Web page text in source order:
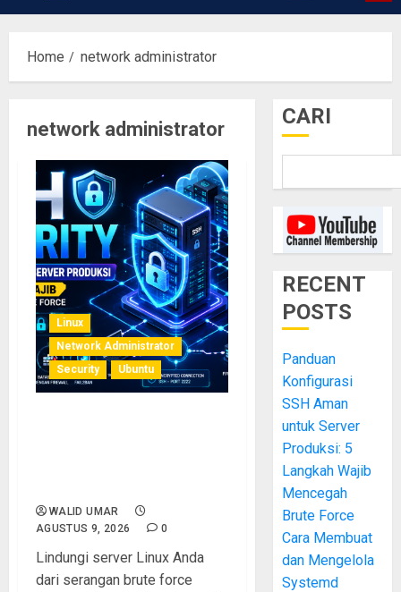
Menu
Home network administrator
network administrator
Linux
Network Administrator
Security
Ubuntu
WALID UMAR
AGUSTUS 9, 2026
0
Lindungi server Linux Anda
dari serangan brute force
CARI
RECENT
POSTS
Panduan
Konfigurasi
SSH Aman
untuk Server
Produksi: 5
Langkah Wajib
Mencegah
Brute Force
Cara Membuat
dan Mengelola
Systemd